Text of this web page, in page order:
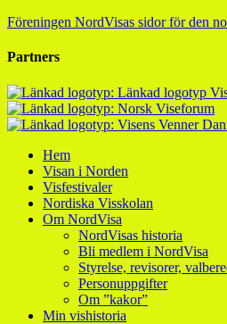
Föreningen NordVisas sidor för den
Partners
Hem
Visan i Norden
Visfestivaler
Nordiska Visskolan
Om NordVisa
NordVisas historia
Bli medlem i NordVisa
Styrelse, revisorer,
Personuppgifter
Om ”kakor”
Min vishistoria